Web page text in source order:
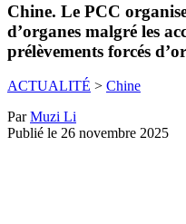
Chine. Le PCC
d’organes malgré les
prélèvements forcés
ACTUALITÉ > Chine
ParMuzi Li
Publié le 26 novembre 2025